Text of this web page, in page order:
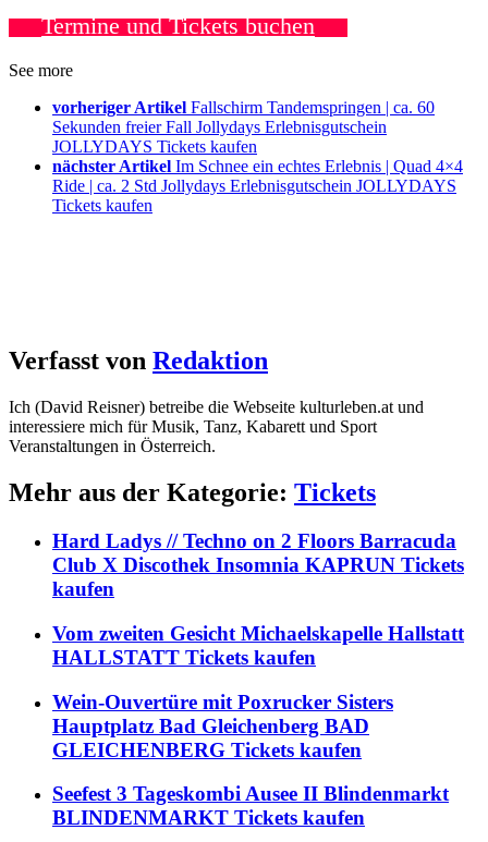
Termine und Tickets buchen
See more
vorheriger Artikel Fallschirm Tandemspringen | ca. 60
Sekunden freier Fall Jollydays Erlebnisgutschein
JOLLYDAYS Tickets kaufen
nächster Artikel Im Schnee ein echtes Erlebnis | Quad 4×4
Ride | ca. 2 Std Jollydays Erlebnisgutschein JOLLYDAYS
Tickets kaufen
Verfasst von Redaktion
Ich (David Reisner) betreibe die Webseite kulturleben.at und
interessiere mich für Musik, Tanz, Kabarett und Sport
Veranstaltungen in Österreich.
Mehr aus der Kategorie: Tickets
Hard Ladys // Techno on 2 Floors Barracuda
Club X Discothek Insomnia KAPRUN Tickets
kaufen
Vom zweiten Gesicht Michaelskapelle Hallstatt
HALLSTATT Tickets kaufen
Wein-Ouvertüre mit Poxrucker Sisters
Hauptplatz Bad Gleichenberg BAD
GLEICHENBERG Tickets kaufen
Seefest 3 Tageskombi Ausee II Blindenmarkt
BLINDENMARKT Tickets kaufen